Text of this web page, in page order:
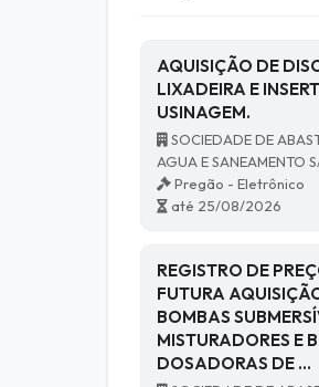
AQUISIÇÃO DE
LIXADEIRA E
USINAGEM.
SOCIEDADE DE
AGUA E SANEAMENTO
Pregão - Eletrônico
até 25/08/2026
REGISTRO DE
FUTURA
BOMBAS
MISTURADORES E
DOSADORAS DE …